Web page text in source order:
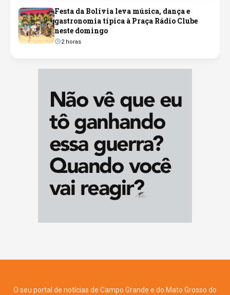
Festa da Bolívia leva música, dança e
gastronomia típica à Praça Rádio Clube
neste domingo
2 horas
O seu portal de notícias de Campo Grande e do Mato Grosso do